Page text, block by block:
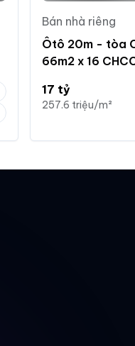
Bán nhà riêng
Ôtô 20m - tòa
66m2 x 16 CHCC -
17 tỷ
257.6 triệu/m²